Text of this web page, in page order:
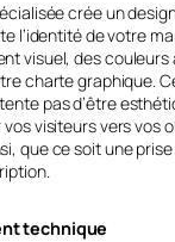
crée un
l’identité de votre
visuel, des couleurs
charte graphique.
pas d’être
visiteurs vers vos
que ce soit une
technique